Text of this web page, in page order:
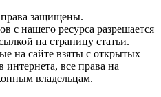
защищены.
с нашего ресурса разрешается
на страницу статьи.
на сайте взяты с открытых
интернета, все права на
владельцам.